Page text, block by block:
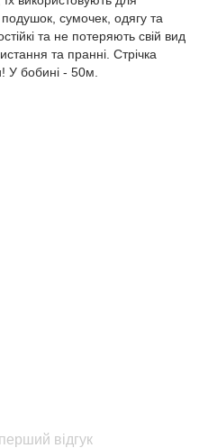
сумочек, одягу та
та не потеряють свій вид
та пранні. Стрічка
У бобині - 50м.
відгук